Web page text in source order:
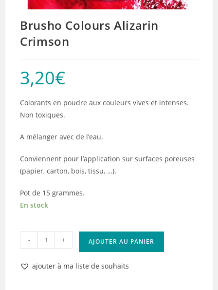
Brusho Colours Alizarin
Crimson
3,20€
Colorants en poudre aux couleurs vives et intenses.
Non toxiques.
A mélanger avec de l’eau.
Conviennent pour l’application sur surfaces poreuses
(papier, carton, bois, tissu, …).
Pot de 15 grammes.
En stock
quantité
de
Brusho
Colours
- + AJOUTER AU PANIER
ajouter à ma liste de souhaits